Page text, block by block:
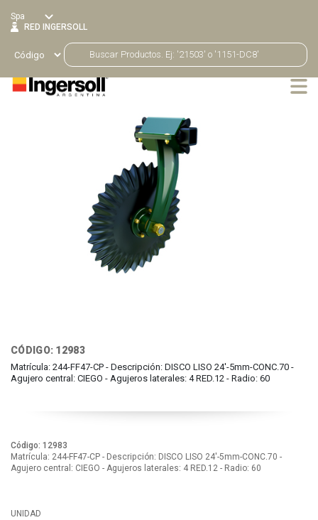
Spa
RED INGERSOLL
Productos
CÓDIGO: 12983
Matrícula: 244-FF47-CP - Descripción: DISCO LISO 24'-5mm-CONC.70 -
Agujero central: CIEGO - Agujeros laterales: 4 RED.12 - Radio: 60
Volver
Código: 12983
Matrícula: 244-FF47-CP - Descripción: DISCO LISO 24'-5mm-CONC.70 -
Agujero central: CIEGO - Agujeros laterales: 4 RED.12 - Radio: 60
UNIDAD